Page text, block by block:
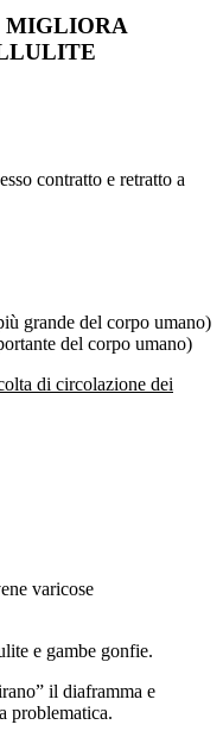
MIGLIORA
contratto e retratto a
grande del corpo umano)
del corpo umano)
di circolazione dei
varicose
e gambe gonfie.
il diaframma e
problematica.